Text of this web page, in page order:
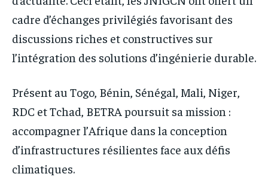
cadre d’échanges privilégiés favorisant des
discussions riches et constructives sur
l’intégration des solutions d’ingénierie durable.
Présent au Togo, Bénin, Sénégal, Mali, Niger,
RDC et Tchad, BETRA poursuit sa mission :
accompagner l’Afrique dans la conception
d’infrastructures résilientes face aux défis
climatiques.